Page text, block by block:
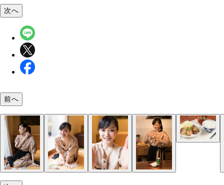
次へ
前へ